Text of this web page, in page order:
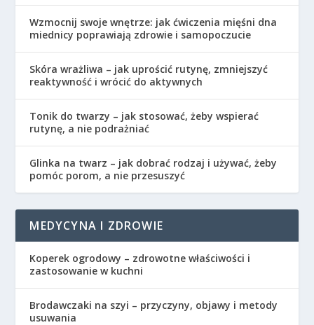
Wzmocnij swoje wnętrze: jak ćwiczenia mięśni dna
miednicy poprawiają zdrowie i samopoczucie
Skóra wrażliwa – jak uprościć rutynę, zmniejszyć
reaktywność i wrócić do aktywnych
Tonik do twarzy – jak stosować, żeby wspierać
rutynę, a nie podrażniać
Glinka na twarz – jak dobrać rodzaj i używać, żeby
pomóc porom, a nie przesuszyć
MEDYCYNA I ZDROWIE
Koperek ogrodowy – zdrowotne właściwości i
zastosowanie w kuchni
Brodawczaki na szyi – przyczyny, objawy i metody
usuwania